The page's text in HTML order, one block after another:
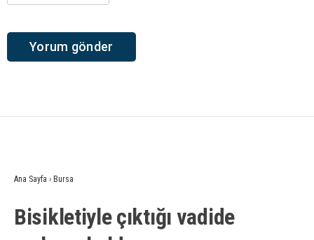
Ana Sayfa › Bursa
Bisikletiyle çıktığı vadide